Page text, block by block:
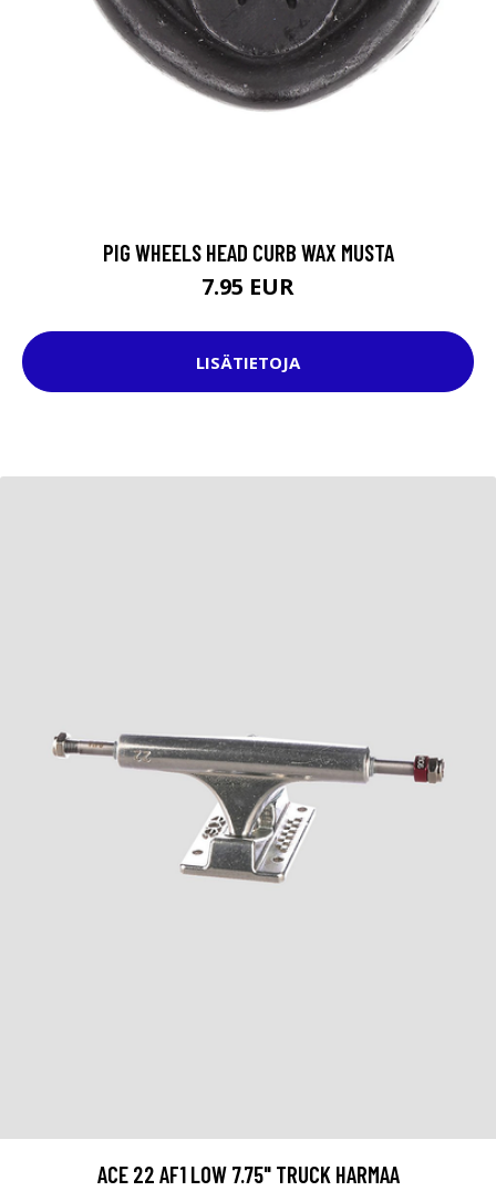
PIG WHEELS HEAD CURB WAX MUSTA
7.95 EUR
LISÄTIETOJA
ACE 22 AF1 LOW 7.75" TRUCK HARMAA